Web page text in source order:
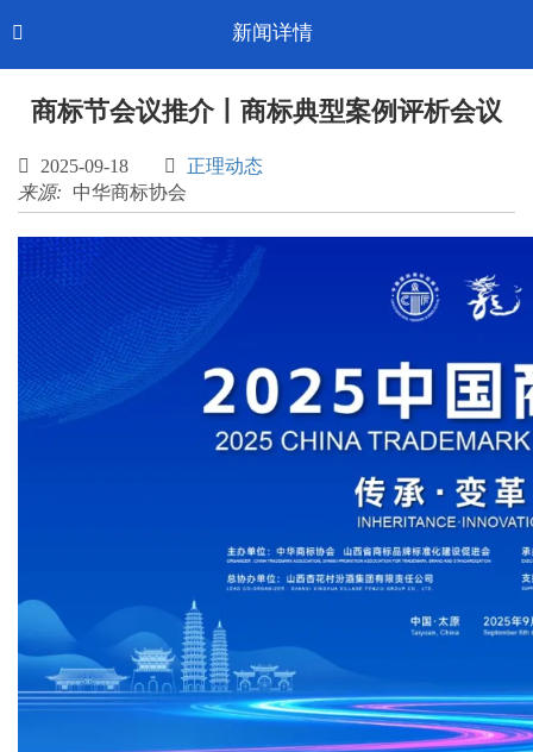
CN-中文
 新闻详情
商标节会议推介丨商标典型案例评析会议
 2025-09-18 
正理动态
来源:
中华商标协会